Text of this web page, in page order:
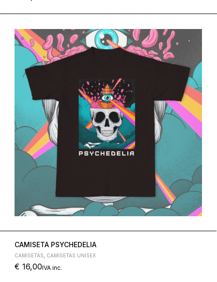
CAMISETA PSYCHEDELIA
CAMISETAS CAMISETAS UNISEX
€ 16,00IVA inc.